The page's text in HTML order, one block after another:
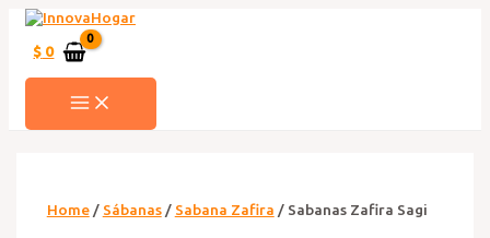
contenido
$ 0
MAIN
MENU
Home/ Sábanas/ Sabana Zafira / Sabanas Zafira Sagi